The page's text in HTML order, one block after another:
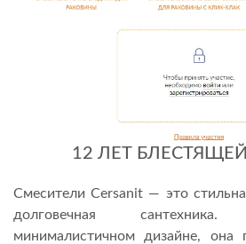
12 ЛЕТ
Смесители Cersanit — это
долговечная
минималистичном дизайне,